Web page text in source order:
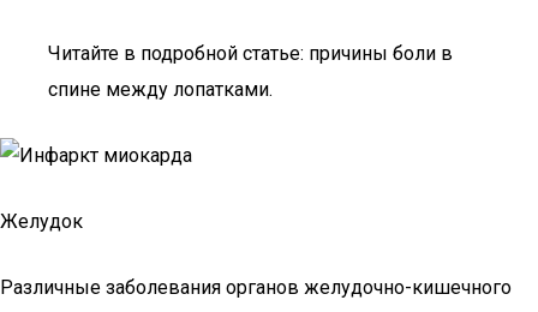
Читайте в подробной статье: причины боли в
спине между лопатками.
Желудок
Различные заболевания органов желудочно-кишечного